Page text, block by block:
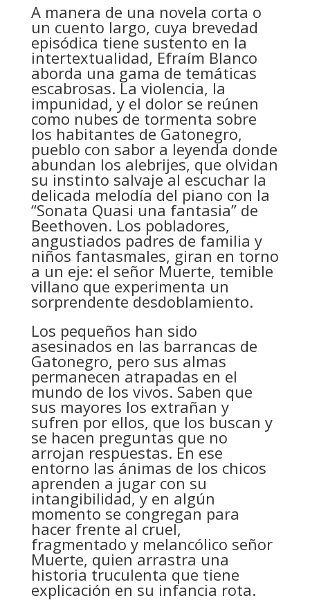
A manera de una novela corta o
un cuento largo, cuya brevedad
episódica tiene sustento en la
intertextualidad, Efraím Blanco
aborda una gama de temáticas
escabrosas. La violencia, la
impunidad, y el dolor se reúnen
como nubes de tormenta sobre
los habitantes de Gatonegro,
pueblo con sabor a leyenda donde
abundan los alebrijes, que olvidan
su instinto salvaje al escuchar la
delicada melodía del piano con la
“Sonata Quasi una fantasia” de
Beethoven. Los pobladores,
angustiados padres de familia y
niños fantasmales, giran en torno
a un eje: el señor Muerte, temible
villano que experimenta un
sorprendente desdoblamiento.
Los pequeños han sido
asesinados en las barrancas de
Gatonegro, pero sus almas
permanecen atrapadas en el
mundo de los vivos. Saben que
sus mayores los extrañan y
sufren por ellos, que los buscan y
se hacen preguntas que no
arrojan respuestas. En ese
entorno las ánimas de los chicos
aprenden a jugar con su
intangibilidad, y en algún
momento se congregan para
hacer frente al cruel,
fragmentado y melancólico señor
Muerte, quien arrastra una
historia truculenta que tiene
explicación en su infancia rota.